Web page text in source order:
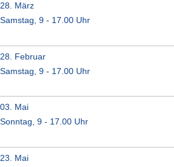
28. März
Samstag, 9 - 17.00 Uhr
28. Februar
Samstag, 9 - 17.00 Uhr
03. Mai
Sonntag, 9 - 17.00 Uhr
23. Mai